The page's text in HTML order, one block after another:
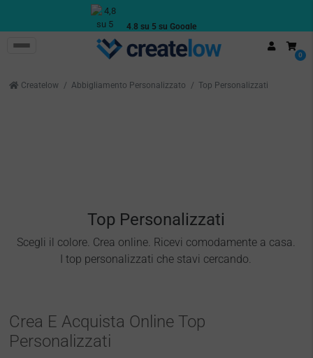
4,8 su 5 su Google
0
Createlow Abbigliamento Personalizzato Top Personalizzati
Top Personalizzati
Scegli il colore. Crea online. Ricevi comodamente a casa.
I top personalizzati che stavi cercando.
Crea E Acquista Online Top
Personalizzati